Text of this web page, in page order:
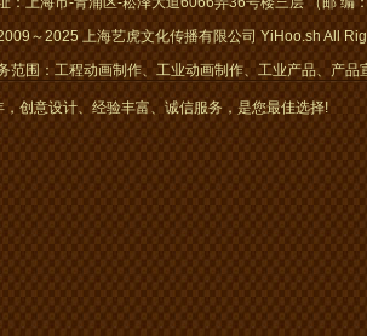
～2025 上海艺虎文化传播有限公司 YiHoo.sh All
范围：工程动画制作、工业动画制作、工业产品、产
mg动画
创意设计、经验丰富、诚信服务，是您最佳选择!